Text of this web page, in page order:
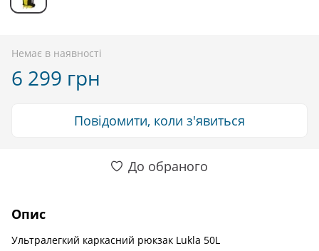
Немає в наявності
6 299 грн
Повідомити, коли з'явиться
До обраного
Опис
Ультралегкий каркасний рюкзак Lukla 50L